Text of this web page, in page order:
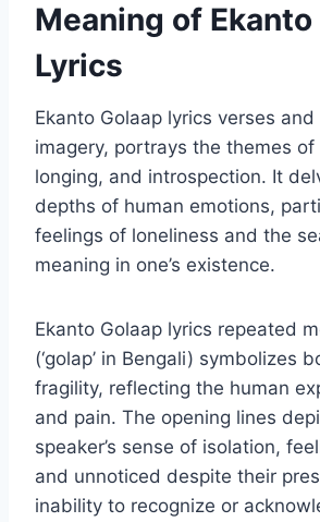
Meaning of Ekanto
Lyrics
Ekanto Golaap lyrics verses
imagery, portrays the themes of
longing, and introspection. It
depths of human emotions,
feelings of loneliness and the
meaning in one’s existence.
Ekanto Golaap lyrics repeated
(‘golap’ in Bengali) symbolizes
fragility, reflecting the human
and pain. The opening lines
speaker’s sense of isolation,
and unnoticed despite their
inability to recognize or